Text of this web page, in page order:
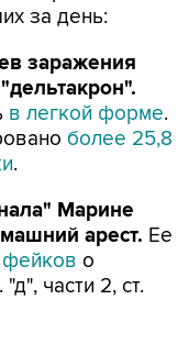
за день:
заражения
в легкой форме.
более 25,8
.
Марине
арест. Ее
фейков о
части 2, ст.